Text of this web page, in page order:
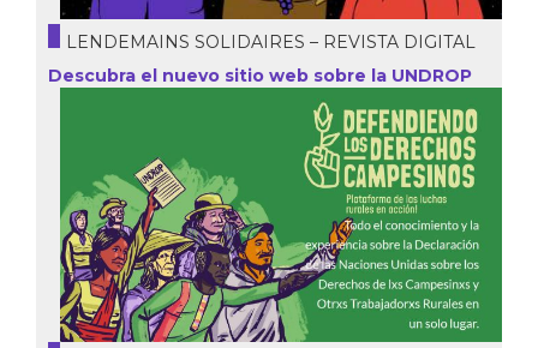
LENDEMAINS SOLIDAIRES – REVISTA DIGITAL
Descubra el nuevo sitio web sobre la UNDROP